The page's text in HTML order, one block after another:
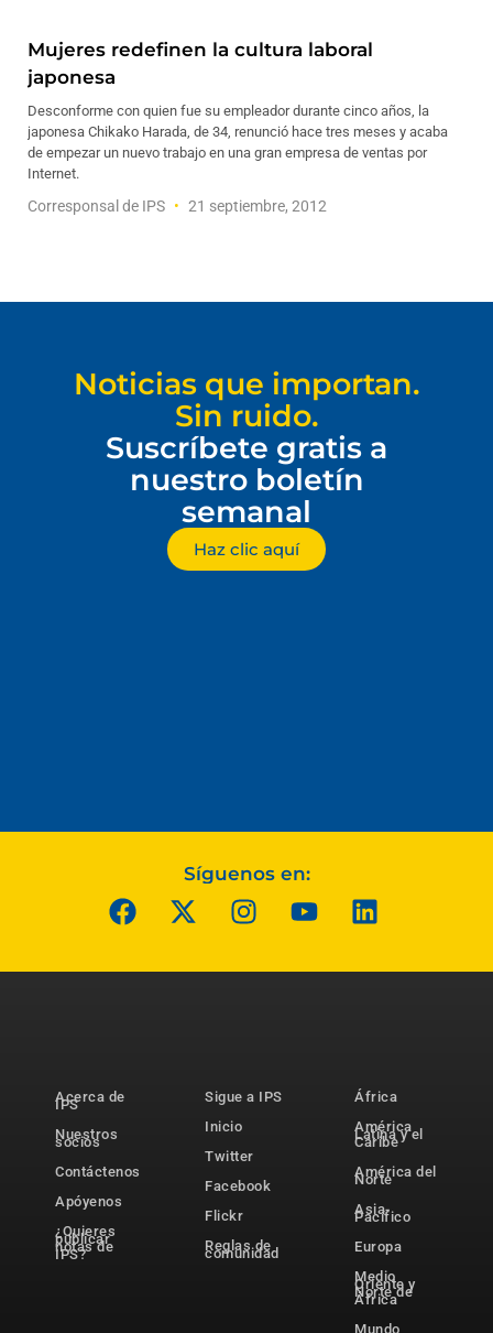
Mujeres redefinen la cultura laboral
japonesa
Desconforme con quien fue su empleador durante cinco años, la
japonesa Chikako Harada, de 34, renunció hace tres meses y acaba
de empezar un nuevo trabajo en una gran empresa de ventas por
Internet.
Corresponsal de IPS 21 septiembre, 2012
Noticias que importan.
Sin ruido.
Suscríbete gratis a
nuestro boletín
semanal
Haz clic aquí
Síguenos en:
Acerca de
IPS
Nuestros
socios
Contáctenos
Apóyenos
¿Quieres
publicar
notas de
IPS?
Sigue a IPS
Inicio
Twitter
Facebook
Flickr
Reglas de
comunidad
África
América
Latina y el
Caribe
América del
Norte
Asia-
Pacífico
Europa
Medio
Oriente y
Norte de
África
Mundo